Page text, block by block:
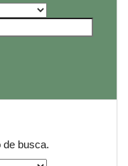
de busca.